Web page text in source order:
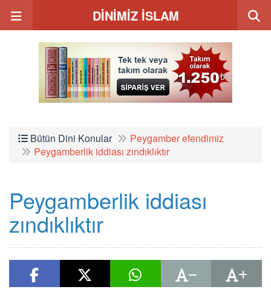
DİNİMİZ İSLAM
Bütün Dini Konular
Peygamber efendimiz
Peygamberlik iddiası zındıklıktır
Peygamberlik iddiası
zındıklıktır